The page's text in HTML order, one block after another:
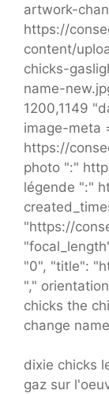
artwork-
https://
content/
chicks-
name-
1200,1149
image-meta
https://
photo ":"
légende ":"
"https://
"0", "title":
","
chicks the
change
dixie chicks
gaz sur